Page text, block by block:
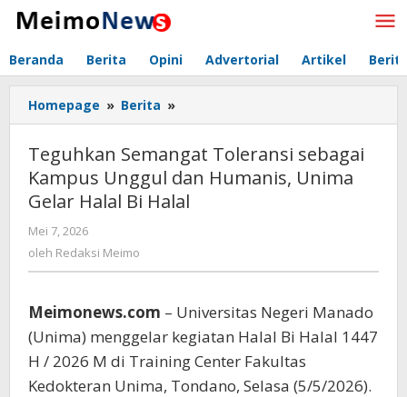
Lewati
Beranda Berita Opini Advertorial Artikel
Homepage » Berita »
Semangat
Toleransi
sebagai
Kampus
Unggul
Gelar
Bi
Halal
Teguhkan Semangat Toleransi sebagai
Kampus Unggul dan Humanis, Unima
Gelar Halal Bi Halal
Mei 7, 2026
Redaksi
oleh Redaksi Meimo
Meimonews.com – Universitas Negeri Manado
(Unima) menggelar kegiatan Halal Bi Halal 1447
H / 2026 M di Training Center Fakultas
Kedokteran Unima, Tondano, Selasa (5/5/2026).